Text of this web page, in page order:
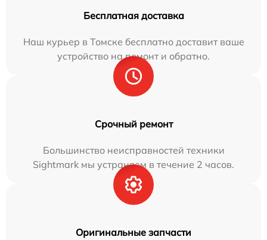
Бесплатная доставка
Наш курьер в Томске бесплатно доставит ваше
устройство на ремонт и обратно.
Срочный ремонт
Большинство неисправностей техники
Sightmark мы устраняем в течение 2 часов.
Оригинальные запчасти